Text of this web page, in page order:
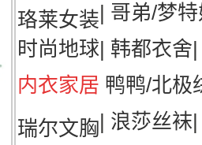
珞莱女装| 哥弟/梦
时尚地球| 韩都衣舍|
内衣家居 鸭鸭/北极
瑞尔文胸| 浪莎丝袜